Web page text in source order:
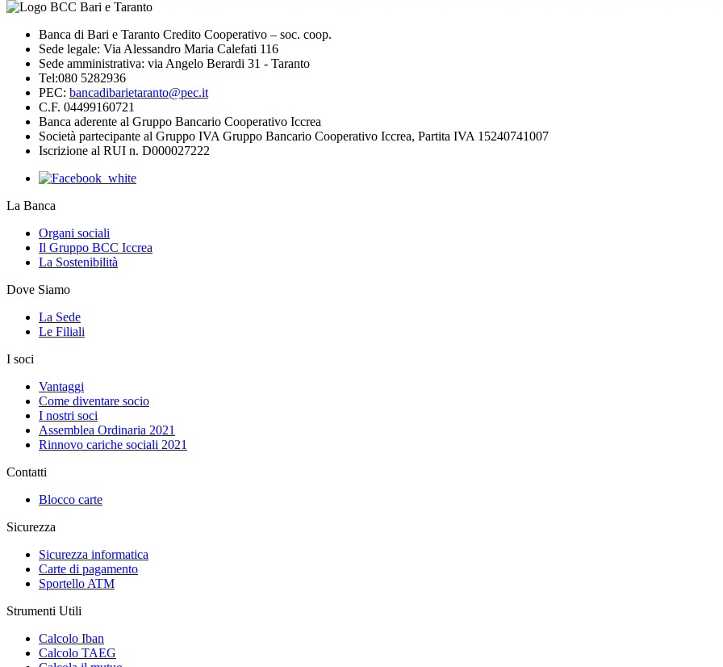
Banca di Bari e Taranto Credito Cooperativo – soc. coop.
Sede legale: Via Alessandro Maria Calefati 116
Sede amministrativa: via Angelo Berardi 31 - Taranto
Tel:080 5282936
PEC: bancadibarietaranto@pec.it
C.F. 04499160721
Banca aderente al Gruppo Bancario Cooperativo Iccrea
Società partecipante al Gruppo IVA Gruppo Bancario Cooperativo Iccrea, Partita IVA 15240741007
Iscrizione al RUI n. D000027222
La Banca
Organi sociali
Il Gruppo BCC Iccrea
La Sostenibilità
Dove Siamo
La Sede
Le Filiali
I soci
Vantaggi
Come diventare socio
I nostri soci
Assemblea Ordinaria 2021
Rinnovo cariche sociali 2021
Contatti
Blocco carte
Sicurezza
Sicurezza informatica
Carte di pagamento
Sportello ATM
Strumenti Utili
Calcolo Iban
Calcolo TAEG